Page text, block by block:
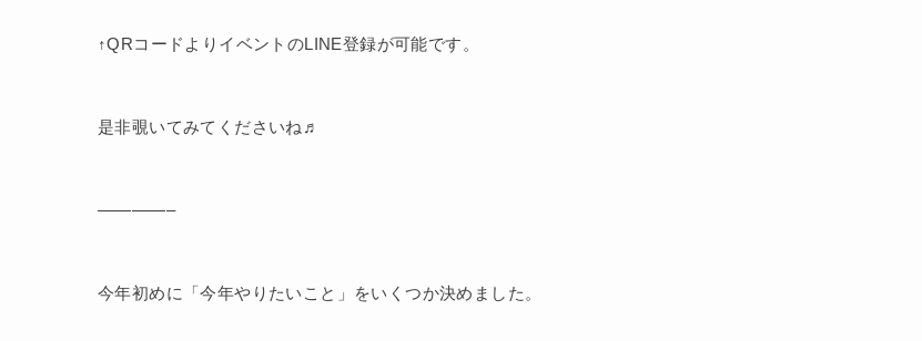
↑QRコードよりイベントのLINE登録が可能です。
是非覗いてみてくださいね♬
————–
今年初めに「今年やりたいこと」をいくつか決めました。